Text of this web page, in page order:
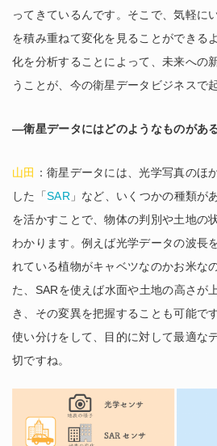
ってきているんです。そこで、気軽に
を積み重ねて変化を見ることができる
化を分析することによって、未来への
うことが、今の衛星データビジネスで
―衛星データにはどのようなものがあ
山田
：衛星データには、光学写真のほ
した「SAR 」など、いくつかの種類が
を活かすことで、物体の判別や土地の
わかります。例えば光学データの波長
れている植物がキャベツなのかお米な
た、SARを使えば水面や土地の高さが
き、その変異を把握することも可能で
使い分けをして、目的に対して最適な
切ですね。